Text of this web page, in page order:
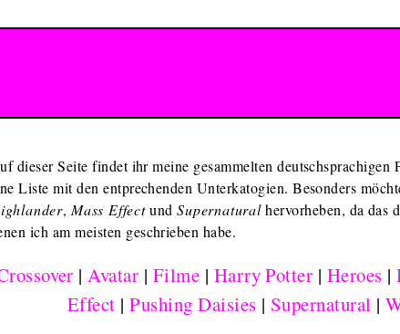
dieser Seite findet ihr meine gesammelten
Liste mit den entprechenden Unterkatogien. Besonders
, Mass EffectundSupernaturalhervorheben, da das
ich am meisten geschrieben habe.
|Avatar | Filme | Harry Potter | Heroes |
Effect |Pushing Daisies | Supernatural |